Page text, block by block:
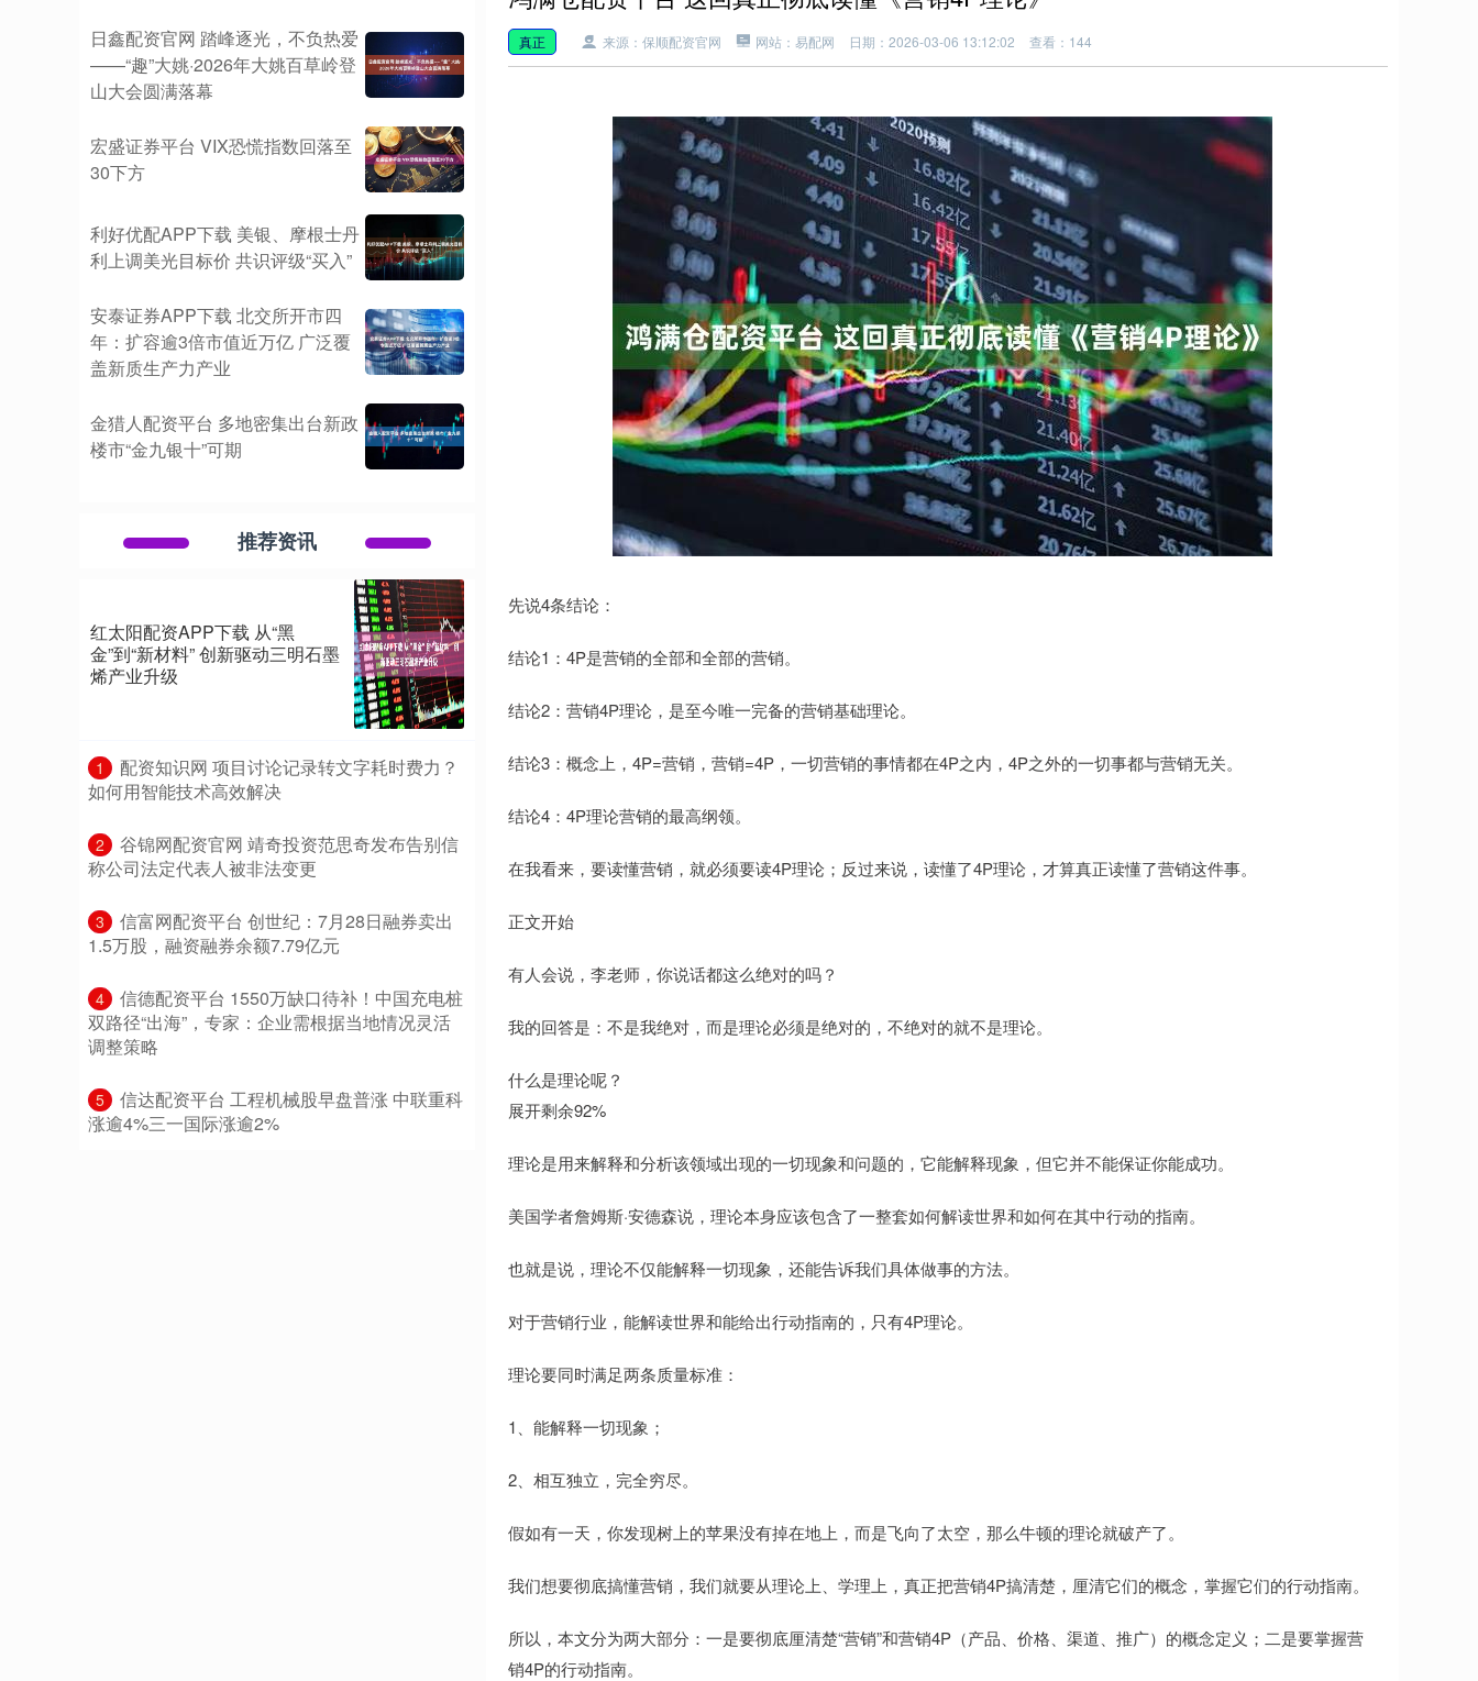
真正 来源：保顺配资官网 网站：易配网 日期：2026-03-06 13:12:02 查看：144
先说4条结论：
结论1：4P是营销的全部和全部的营销。
结论2：营销4P理论，是至今唯一完备的营销基础理论。
结论3：概念上，4P=营销，营销=4P，一切营销的事情都在4P之内，4P之外的一切事都与营销无关。
结论4：4P理论营销的最高纲领。
在我看来，要读懂营销，就必须要读4P理论；反过来说，读懂了4P理论，才算真正读懂了营销这件事。
正文开始
有人会说，李老师，你说话都这么绝对的吗？
我的回答是：不是我绝对，而是理论必须是绝对的，不绝对的就不是理论。
什么是理论呢？
展开剩余92%
理论是用来解释和分析该领域出现的一切现象和问题的，它能解释现象，但它并不能保证你能成功。
美国学者詹姆斯·安德森说，理论本身应该包含了一整套如何解读世界和如何在其中行动的指南。
也就是说，理论不仅能解释一切现象，还能告诉我们具体做事的方法。
对于营销行业，能解读世界和能给出行动指南的，只有4P理论。
理论要同时满足两条质量标准：
1、能解释一切现象；
2、相互独立，完全穷尽。
假如有一天，你发现树上的苹果没有掉在地上，而是飞向了太空，那么牛顿的理论就破产了。
我们想要彻底搞懂营销，我们就要从理论上、学理上，真正把营销4P搞清楚，厘清它们的概念，掌握它们的行动指南。
所以，本文分为两大部分：一是要彻底厘清楚“营销”和营销4P（产品、价格、渠道、推广）的概念定义；二是要掌握营
销4P的行动指南。
日鑫配资官网 踏峰逐光，不负热爱
——“趣”大姚·2026年大姚百草岭登
山大会圆满落幕
宏盛证券平台 VIX恐慌指数回落至
30下方
利好优配APP下载 美银、摩根士丹
利上调美光目标价 共识评级“买入”
安泰证券APP下载 北交所开市四
年：扩容逾3倍市值近万亿 广泛覆
盖新质生产力产业
金猎人配资平台 多地密集出台新政
楼市“金九银十”可期
推荐资讯
红太阳配资APP下载 从“黑
金”到“新材料” 创新驱动三明石墨
烯产业升级
1
​配资知识网 项目讨论记录转文字耗时费力？
如何用智能技术高效解决
2
​谷锦网配资官网 靖奇投资范思奇发布告别信
称公司法定代表人被非法变更
3
​信富网配资平台 创世纪：7月28日融券卖出
1.5万股，融资融券余额7.79亿元
4
​信德配资平台 1550万缺口待补！中国充电桩
双路径“出海”，专家：企业需根据当地情况灵活
调整策略
5
​信达配资平台 工程机械股早盘普涨 中联重科
涨逾4%三一国际涨逾2%